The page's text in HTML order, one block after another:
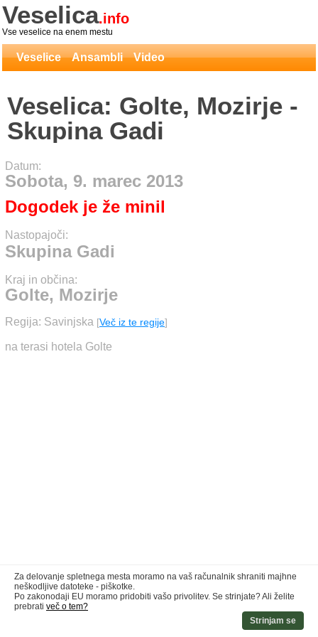
Veselica.info
Vse veselice na enem mestu
Veselice Ansambli Video
Veselica: Golte, Mozirje -
Skupina Gadi
Datum:
Sobota, 9. marec 2013
Dogodek je že minil
Nastopajoči:
Skupina Gadi
Kraj in občina:
Golte, Mozirje
Regija: Savinjska [Več iz te regije]
na terasi hotela Golte
Za delovanje spletnega mesta moramo na vaš računalnik shraniti majhne
neškodljive datoteke - piškotke.
Po zakonodaji EU moramo pridobiti vašo privolitev. Se strinjate? Ali želite
prebrati več o tem?
Strinjam se